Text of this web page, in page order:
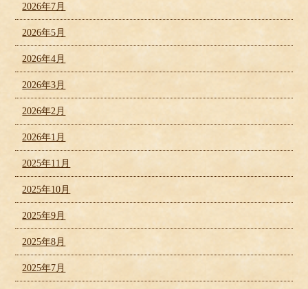
2026年7月
2026年5月
2026年4月
2026年3月
2026年2月
2026年1月
2025年11月
2025年10月
2025年9月
2025年8月
2025年7月